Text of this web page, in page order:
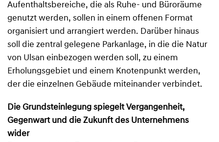
Aufenthaltsbereiche, die als Ruhe- und Büroräume
genutzt werden, sollen in einem offenen Format
organisiert und arrangiert werden. Darüber hinaus
soll die zentral gelegene Parkanlage, in die die Natur
von Ulsan einbezogen werden soll, zu einem
Erholungsgebiet und einem Knotenpunkt werden,
der die einzelnen Gebäude miteinander verbindet.
Die Grundsteinlegung spiegelt Vergangenheit,
Gegenwart und die Zukunft des Unternehmens
wider